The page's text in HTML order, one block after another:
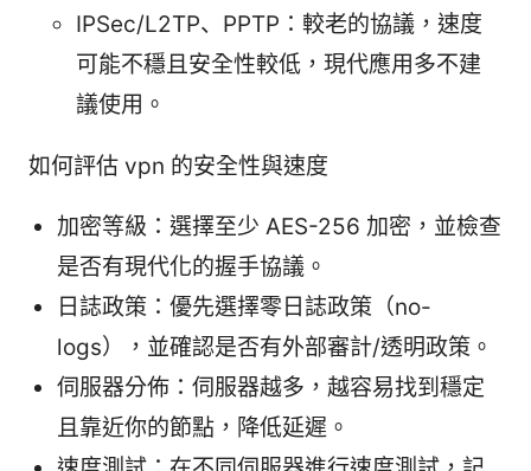
IPSec/L2TP、PPTP：較老的協議，速度
可能不穩且安全性較低，現代應用多不建
議使用。
如何評估 vpn 的安全性與速度
加密等級：選擇至少 AES-256 加密，並檢查
是否有現代化的握手協議。
日誌政策：優先選擇零日誌政策（no-
logs），並確認是否有外部審計/透明政策。
伺服器分佈：伺服器越多，越容易找到穩定
且靠近你的節點，降低延遲。